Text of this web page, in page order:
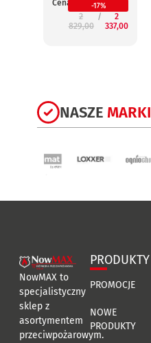
Cena:
-17%
2
829,00
2
337,00
NASZE MARKI
NowMAX to
specjalistyczny
sklep z
asortymentem
przeciwpożarowym.
PRODUKTY
PROMOCJE
NOWE
PRODUKTY